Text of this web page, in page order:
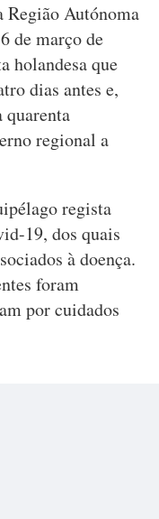
Região Autónoma
de março de
holandesa que
dias antes e,
quarenta
regional a
regista
19, dos quais
à doença.
foram
por cuidados